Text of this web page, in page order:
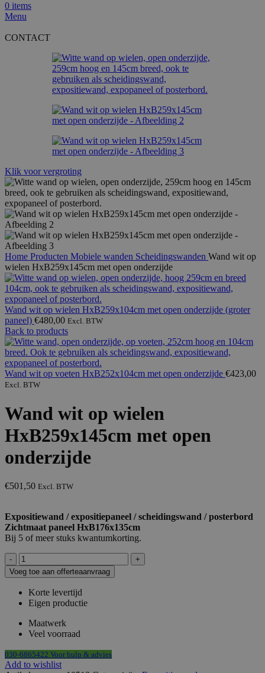
0 items
Menu
CONTACT
Klik voor vergroting
Home Producten Mobiele wanden Scheidingswanden Wand wit op
wielen HxB259x145cm met open onderzijde
Wand wit op wielen HxB259x104cm met open onderzijde (groter
paneel) €480,00 Excl. BTW
Back to products
Wand wit op voeten HxB252x104cm met open onderzijde €423,00
Excl. BTW
Wand wit op wielen
HxB259x145cm met open
onderzijde
€501,50 Excl. BTW
Expositiewand / expositiepaneel / scheidingswand / posterbord
Zichtmaat paneel HxB176x135cm
Bij 5 of meer stuks kwantumkorting.
Wand
wit
op
wielen
HxB259x145cm
open
onderzijde
Voeg toe aan offerteaanvraag
Korte levertijd
Eigen productie
Maatwerk
Veel voorraad
030-6865422 Voor hulp & advies
Add to wishlist